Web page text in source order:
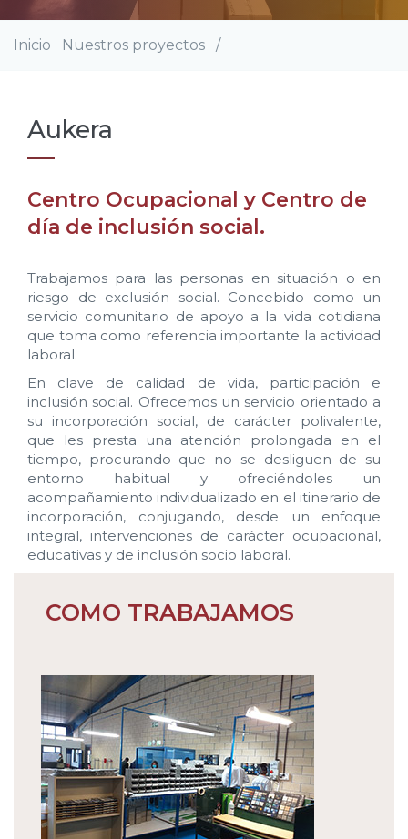
Sobrescribir
Inicio Nuestros proyectos /
Aukera
Centro Ocupacional y Centro de
día de inclusión social.
Trabajamos para las personas en situación o en
riesgo de exclusión social. Concebido como un
servicio comunitario de apoyo a la vida cotidiana
que toma como referencia importante la actividad
laboral.
En clave de calidad de vida, participación e
inclusión social. Ofrecemos un servicio orientado a
su incorporación social, de carácter polivalente,
que les presta una atención prolongada en el
tiempo, procurando que no se desliguen de su
entorno habitual y ofreciéndoles un
acompañamiento individualizado en el itinerario de
incorporación, conjugando, desde un enfoque
integral, intervenciones de carácter ocupacional,
educativas y de inclusión socio laboral.
COMO TRABAJAMOS